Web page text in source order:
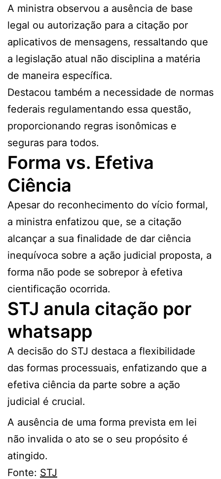
A ministra observou a ausência de base
legal ou autorização para a citação por
aplicativos de mensagens, ressaltando que
a legislação atual não disciplina a matéria
de maneira específica.
Destacou também a necessidade de normas
federais regulamentando essa questão,
proporcionando regras isonômicas e
seguras para todos.
Forma vs. Efetiva
Ciência
Apesar do reconhecimento do vício formal,
a ministra enfatizou que, se a citação
alcançar a sua finalidade de dar ciência
inequívoca sobre a ação judicial proposta, a
forma não pode se sobrepor à efetiva
cientificação ocorrida.
STJ anula citação por
whatsapp
A decisão do STJ destaca a flexibilidade
das formas processuais, enfatizando que a
efetiva ciência da parte sobre a ação
judicial é crucial.
A ausência de uma forma prevista em lei
não invalida o ato se o seu propósito é
atingido.
Fonte: STJ